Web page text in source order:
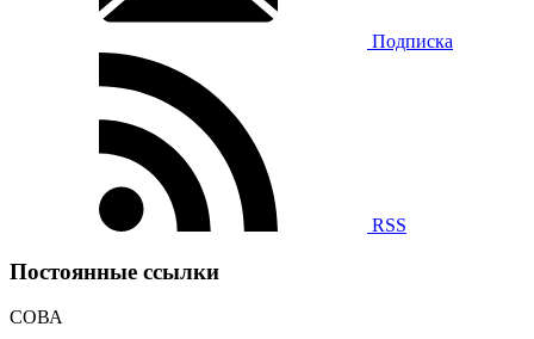
Подписка
RSS
Постоянные ссылки
СОВА